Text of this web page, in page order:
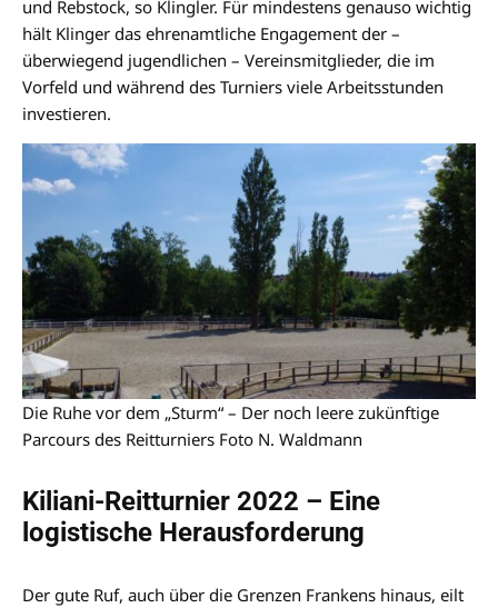
und Rebstock, so Klingler. Für mindestens genauso wichtig
hält Klinger das ehrenamtliche Engagement der –
überwiegend jugendlichen – Vereinsmitglieder, die im
Vorfeld und während des Turniers viele Arbeitsstunden
investieren.
Die Ruhe vor dem „Sturm“ – Der noch leere zukünftige
Parcours des Reitturniers Foto N. Waldmann
Kiliani-Reitturnier 2022 – Eine
logistische Herausforderung
Der gute Ruf, auch über die Grenzen Frankens hinaus, eilt